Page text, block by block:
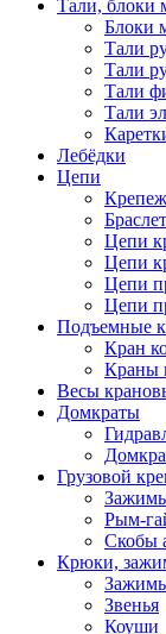
Тали, блоки
Блоки
Тали
Тали
Тали
Тали
Лебёдки
Цепи
Цепи
Цепи
Цепи
Цепи
Подъемные
Кран
Краны
Весы
Домкраты
Грузовой
Рым-
Скобы
Крюки,
Звенья
Коуши